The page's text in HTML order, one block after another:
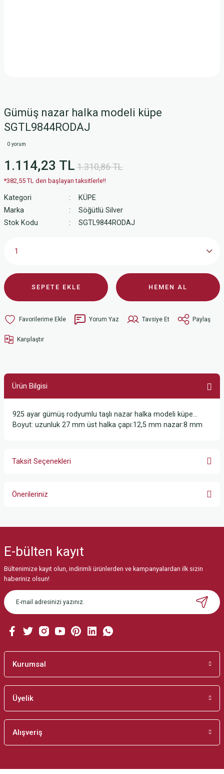
Gümüş nazar halka modeli küpe
SGTL9844RODAJ
0 yorum
1.114,23 TL 1.310,86 TL
*382,55 TL den başlayan taksitlerle!!
Kategori
KÜPE
Marka
Söğütlü Silver
Stok Kodu
SGTL9844RODAJ
SEPETE EKLE HEMEN AL
Yorum Yaz Tavsiye Et Paylaş
Karşılaştır
Ürün Bilgisi
925 ayar gümüş rodyumlu taşlı nazar halka modeli küpe…
Boyut: uzunluk 27 mm üst halka çapı:12,5 mm nazar:8 mm
Taksit Seçenekleri
Önerileriniz
Görüş ve önerileriniz için teşekkür ederiz.
Ürün resmi kalitesiz, bozuk veya görüntülenemiyor.
Ürün açıklamasında eksik bilgiler bulunuyor.
Ürün bilgilerinde hatalar bulunuyor.
Bu ürüne benzer farklı alternatifler olmalı.
E-bülten kayıt
Bültenimize kayıt olun, indirimli ürünlerden ve kampanyalardan ilk sizin
haberiniz olsun!
Kurumsal
Üyelik
Alışveriş